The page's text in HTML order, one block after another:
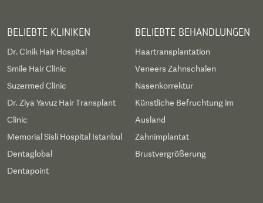
BELIEBTE KLINIKEN
Dr. Cinik Hair Hospital
Smile Hair Clinic
Suzermed Clinic
Dr. Ziya Yavuz Hair Transplant
Clinic
Memorial Sisli Hospital Istanbul
Dentaglobal
Dentapoint
BELIEBTE BEHANDLUNGEN
Haartransplantation
Veneers Zahnschalen
Nasenkorrektur
Künstliche Befruchtung im
Ausland
Zahnimplantat
Brustvergrößerung